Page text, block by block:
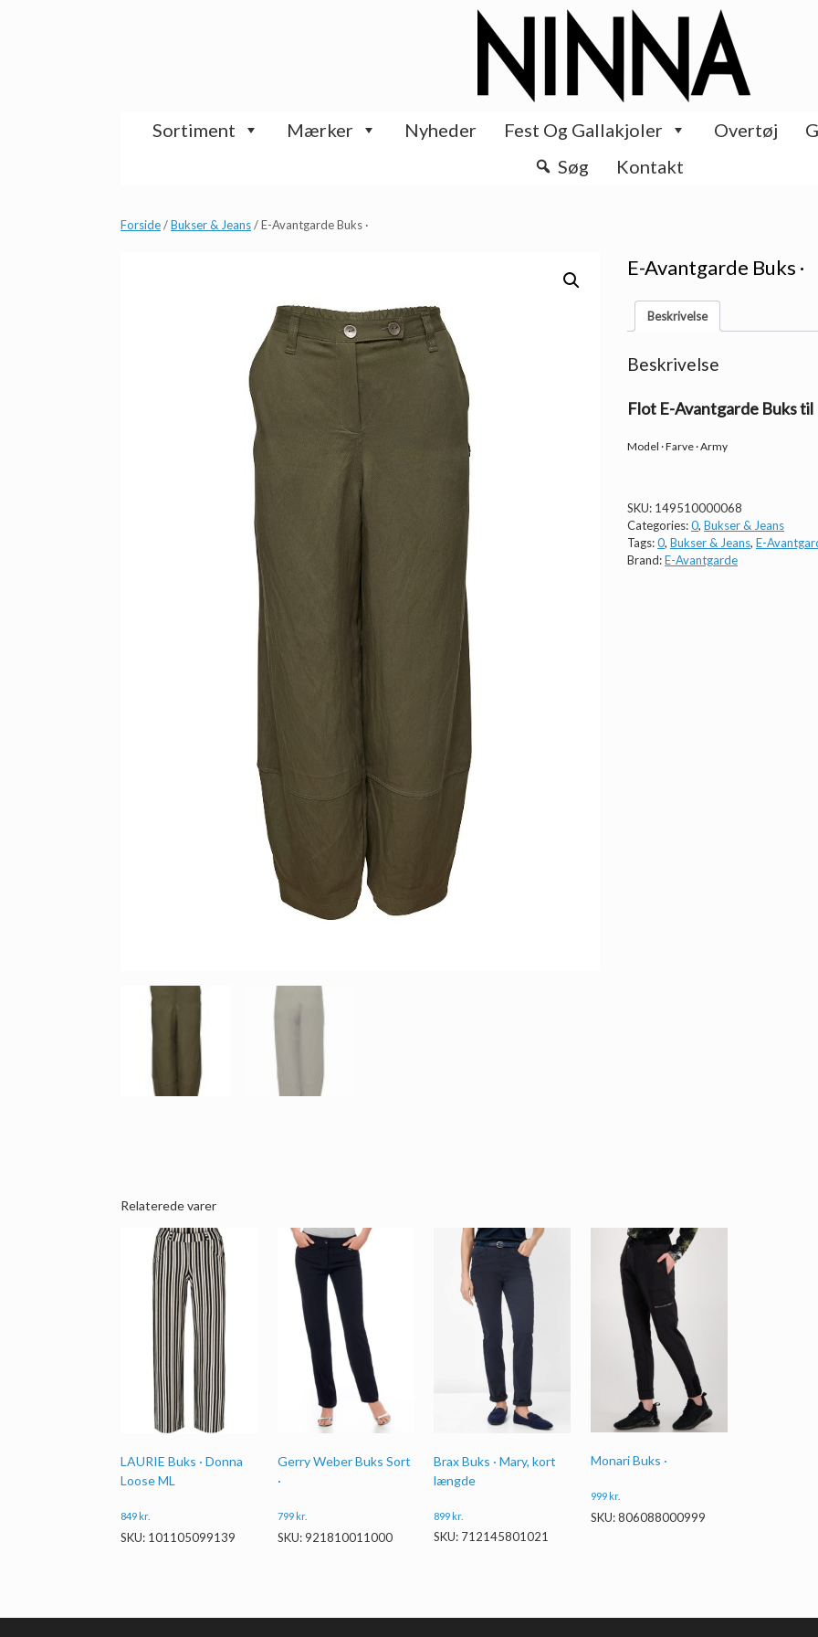
Sortiment Mærker Nyheder Fest Og Gallakjoler Overtøj
Søg
Kontakt
Forside/Bukser & Jeans/ E-Avantgarde Buks ·
E-Avantgarde Buks ·
Beskrivelse
Beskrivelse
Flot E-Avantgarde Buks til
Model · Farve · Army
SKU: 149510000068
Categories:0, Bukser & Jeans
Tags:0, Bukser & Jeans, E-
Brand:E-Avantgarde
Relaterede varer
LAURIE Buks · Donna
Loose ML
849kr.
SKU: 101105099139
Gerry Weber Buks Sort
·
799 kr.
SKU: 921810011000
Brax Buks · Mary, kort
længde
899kr.
SKU: 712145801021
Monari Buks ·
999 kr.
SKU: 806088000999